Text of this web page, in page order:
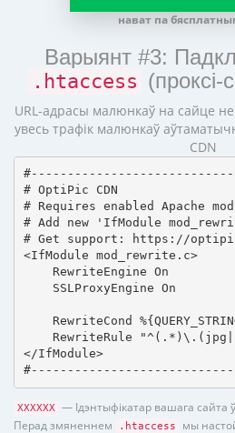
нават па
Варыянт #3:
.htaccess
URL-адрасы малюнкаў на сайце
увесь трафік малюнкаў
CDN
# OptiPic CDN
# Requires enabled Apache
# Add new 'IfModule
# Get support: https://
<IfModule mod_rewrite.c>
    RewriteEngine On
    SSLProxyEngine On
RewriteCond
RewriteRule
</IfModule>
XXXXXX
— Ідэнтыфікатар вашага
Перад змяненнем
.htaccess
мы